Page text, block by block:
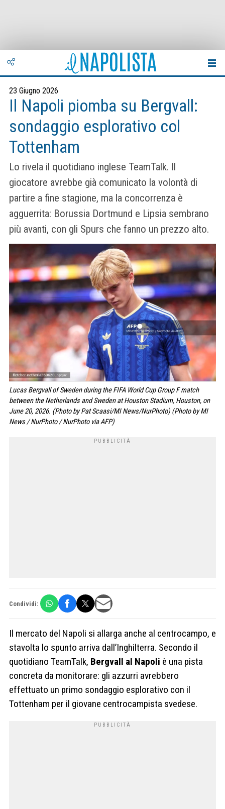
23 Giugno 2026
Il Napoli piomba su Bergvall:
sondaggio esplorativo col
Tottenham
Lo rivela il quotidiano inglese TeamTalk. Il
giocatore avrebbe già comunicato la volontà di
partire a fine stagione, ma la concorrenza è
agguerrita: Borussia Dortmund e Lipsia sembrano
più avanti, con gli Spurs che fanno un prezzo alto.
Lucas Bergvall of Sweden during the FIFA World Cup Group F match
between the Netherlands and Sweden at Houston Stadium, Houston, on
June 20, 2026. (Photo by Pat Scaasi/MI News/NurPhoto) (Photo by MI
News / NurPhoto / NurPhoto via AFP)
Condividi:
Il mercato del Napoli si allarga anche al centrocampo, e
stavolta lo spunto arriva dall’Inghilterra. Secondo il
quotidiano TeamTalk, Bergvall al Napoli è una pista
concreta da monitorare: gli azzurri avrebbero
effettuato un primo sondaggio esplorativo con il
Tottenham per il giovane centrocampista svedese.